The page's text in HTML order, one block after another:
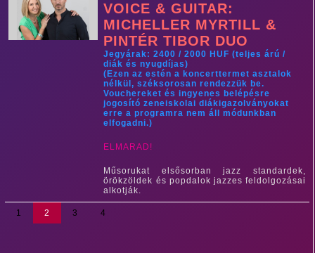
VOICE & GUITAR:
MICHELLER MYRTILL &
PINTÉR TIBOR DUO
Jegyárak: 2400 / 2000 HUF (teljes árú /
diák és nyugdíjas)
(Ezen az estén a koncerttermet asztalok
nélkül, széksorosan rendezzük be.
Vouchereket és ingyenes belépésre
jogosító zeneiskolai diákigazolványokat
erre a programra nem áll módunkban
elfogadni.)
​ELMARAD!
Műsorukat elsősorban jazz standardek,
örökzöldek és popdalok jazzes feldolgozásai
alkotják.
1 2 3 4